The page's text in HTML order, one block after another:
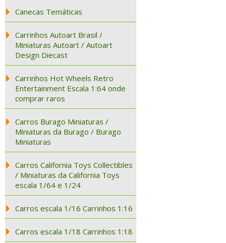
Canecas Temáticas
Carrinhos Autoart Brasil /
Miniaturas Autoart / Autoart
Design Diecast
Carrinhos Hot Wheels Retro
Entertainment Escala 1:64 onde
comprar raros
Carros Burago Miniaturas /
Miniaturas da Burago / Burago
Miniaturas
Carros California Toys Collectibles
/ Miniaturas da California Toys
escala 1/64 e 1/24
Carros escala 1/16 Carrinhos 1:16
Carros escala 1/18 Carrinhos 1:18